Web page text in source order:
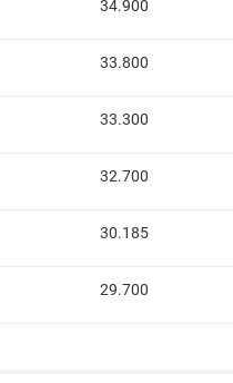
34.900
33.800
33.300
32.700
30.185
29.700